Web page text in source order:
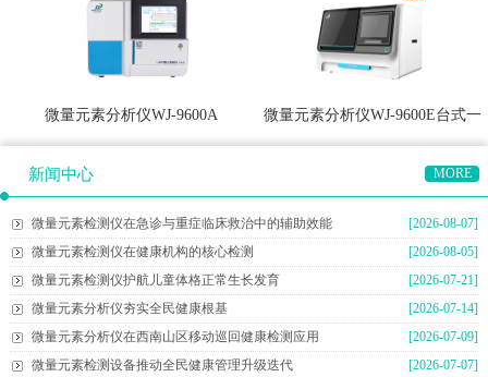
微量元素分析仪WJ-9600A
微量元素分析仪WJ-9600E台式一
新闻中心 MORE
[2026-08-07]
微量元素检测仪在急诊与重症临床救治中的辅助效能
[2026-08-05]
微量元素检测仪在健康机构的核心检测
[2026-07-21]
微量元素检测仪护航儿童体格正常生长发育
[2026-07-14]
微量元素分析仪夯实全民健康根基
[2026-07-09]
微量元素分析仪在西南山区移动巡回健康检测应用
[2026-07-07]
微量元素检测设备推动全民健康管理升级迭代